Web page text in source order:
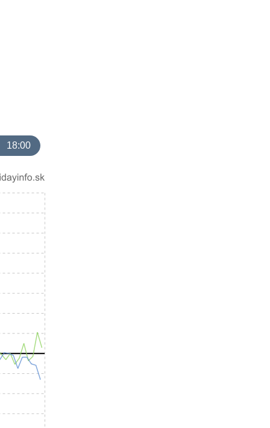
18:00